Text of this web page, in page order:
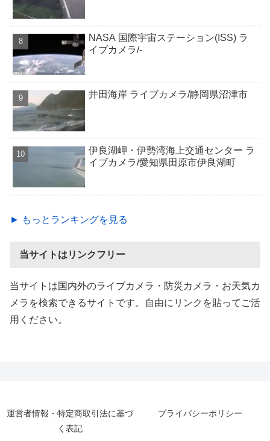
NASA 国際宇宙ステーション(ISS) ラ
イブカメラ/-
井田海岸 ライブカメラ/静岡県沼津市
伊良湖岬・伊勢湾海上交通センター ラ
イブカメラ/愛知県田原市伊良湖町
► もっとランキングを見る
当サイトはリンクフリー
当サイトは国内外のライブカメラ・防災カメラ・お天気カ
メラを検索できるサイトです。自由にリンクを貼ってご活
用ください。
運営者情報・特定商取引法に基づ
く表記
プライバシーポリシー